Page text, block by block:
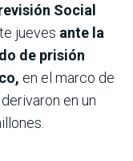
Social
jueves ante la
de prisión
en el marco de
en un